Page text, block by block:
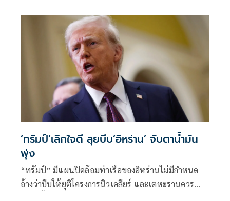
‘ทรัมป์’เลิกใจดี ลุยบีบ‘อิหร่าน’ จับตาน้ำมัน
พุ่ง
“ทรัมป์” มีแผนปิดล้อมท่าเรือของอิหร่านไม่มีกำหนด
อ้างว่าบีบให้ยุติโครงการนิวเคลียร์ และเตหะรานควร